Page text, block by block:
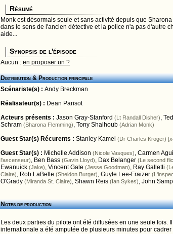
Résumé
Monk est désormais seule et sans activité depuis que
dans le sens de l'ancien détective et la police n'a pas d'autre
aide...
Synopsis de l'épisode
Aucun : en proposer un ?
Distribution & Production principale
Scénariste(s) : Andy Breckman
Réalisateur(s) : Dean Parisot
Acteurs présents : Jason Gray-Stanford (Lt Randall Disher),
Schram (Sharona Flemming), Tony Shalhoub (Adrian Monk)
Guest Star(s) Récurents : Stanley Kamel (Dr Charles Kroger)
Guest Star(s) : Michelle Addison (Nicole Vasques), Carmen
l'ascenseur), Ben Bass (Gavin Lloyd), Dax Belanger (Le second
Ewanuick (Jake), Vincent Gale (Jesse Goodman), Ray Galletti
Claire), Rob LaBelle (Sheldon Burger), Guyle Lee-Fraizer
O'Grady (Miranda St. Claire), Shawn Reis (Ian Sykes), John
Notes de production
Les deux parties du pilote ont été diffusées en une seule fois.
internationale a été amputée de plusieurs minutes pour